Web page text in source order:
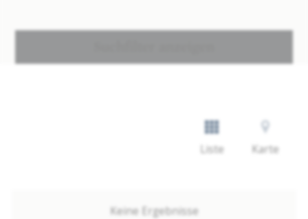
Liste Karte
Keine Ergebnisse